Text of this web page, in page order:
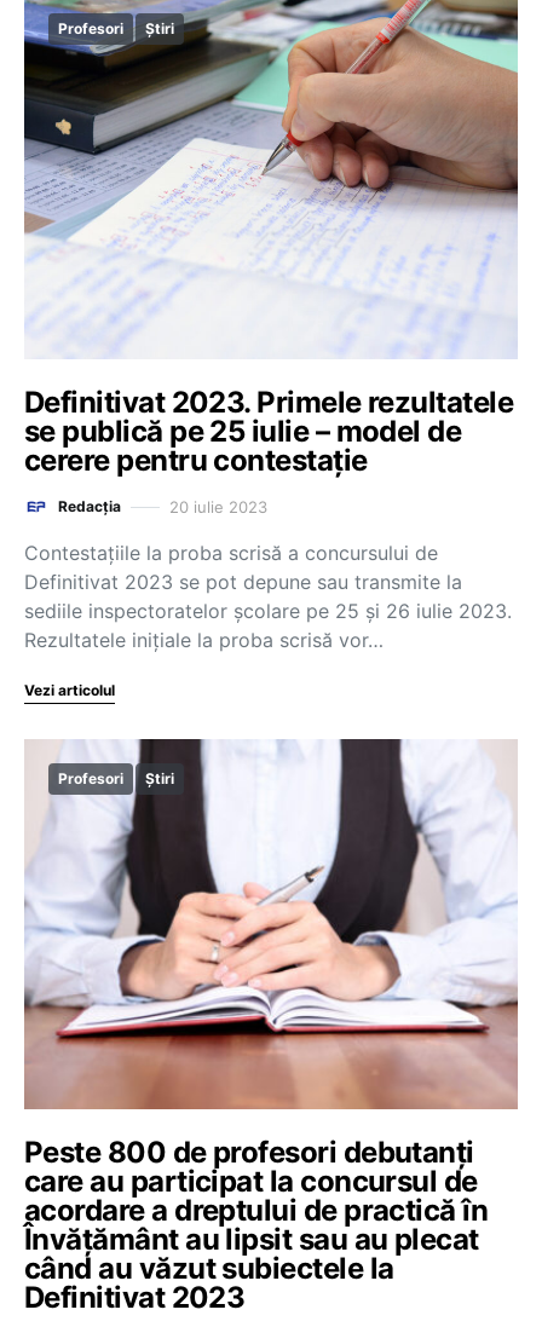
Profesori Știri
Definitivat 2023. Primele rezultatele
se publică pe 25 iulie – model de
cerere pentru contestație
Redacția 20 iulie 2023
Contestațiile la proba scrisă a concursului de
Definitivat 2023 se pot depune sau transmite la
sediile inspectoratelor școlare pe 25 și 26 iulie 2023.
Rezultatele inițiale la proba scrisă vor…
Vezi articolul
Profesori Știri
Peste 800 de profesori debutanți
care au participat la concursul de
acordare a dreptului de practică în
Învățământ au lipsit sau au plecat
când au văzut subiectele la
Definitivat 2023